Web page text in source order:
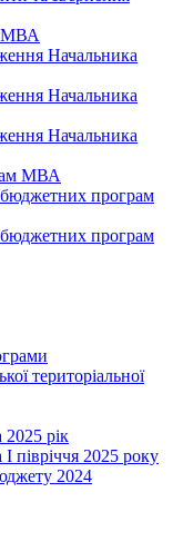
МВА
Начальника
Начальника
Начальника
МВА
програм
програм
територіальної
рік
півріччя 2025 року
2024